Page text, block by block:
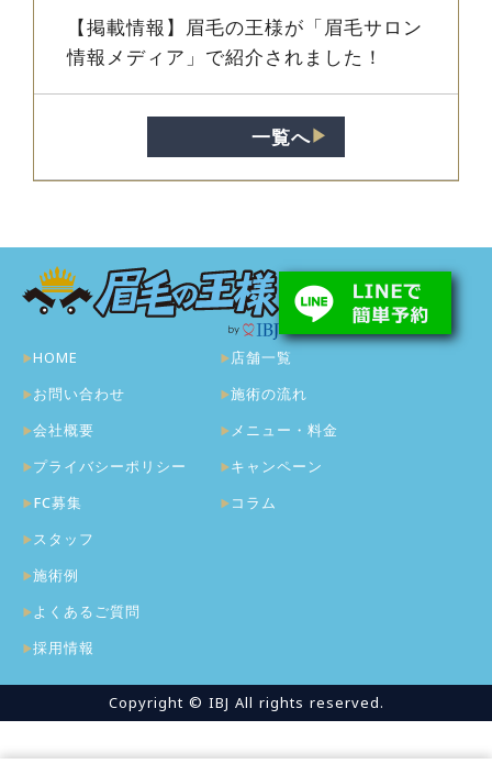
【掲載情報】眉毛の王様が「眉毛サロン
情報メディア」で紹介されました！
一覧へ ▶︎
HOME
お問い合わせ
会社概要
プライバシーポリシー
FC募集
店舗一覧
施術の流れ
メニュー・料金
キャンペーン
コラム
スタッフ
施術例
よくあるご質問
採用情報
Copyright © IBJ All rights reserved.